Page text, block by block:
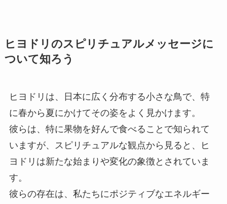
ヒヨドリのスピリチュアルメッセージに
ついて知ろう
ヒヨドリは、日本に広く分布する小さな鳥で、特
に春から夏にかけてその姿をよく見かけます。
彼らは、特に果物を好んで食べることで知られて
いますが、スピリチュアルな観点から見ると、ヒ
ヨドリは新たな始まりや変化の象徴とされていま
す。
彼らの存在は、私たちにポジティブなエネルギー